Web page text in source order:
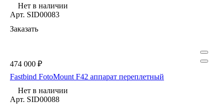
Нет в наличии
Арт. SID00083
Заказать
474 000 ₽
Fastbind FotoMount F42 аппарат переплетный
Нет в наличии
Арт. SID00088